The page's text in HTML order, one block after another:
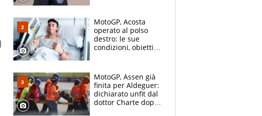
Goodwood
MotoGP, Acosta
operato al polso
destro: le sue
condizioni, obiettivo
MotoGP, Assen già
finita per Aldeguer:
dichiarato unfit dal
dottor Charte dopo